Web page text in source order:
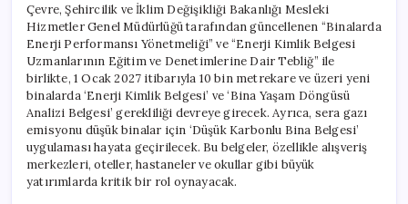
Çevre, Şehircilik ve İklim Değişikliği Bakanlığı Mesleki
Hizmetler Genel Müdürlüğü tarafından güncellenen “Binalarda
Enerji Performansı Yönetmeliği” ve “Enerji Kimlik Belgesi
Uzmanlarının Eğitim ve Denetimlerine Dair Tebliğ” ile
birlikte, 1 Ocak 2027 itibarıyla 10 bin metrekare ve üzeri yeni
binalarda ‘Enerji Kimlik Belgesi’ ve ‘Bina Yaşam Döngüsü
Analizi Belgesi’ gerekliliği devreye girecek. Ayrıca, sera gazı
emisyonu düşük binalar için ‘Düşük Karbonlu Bina Belgesi’
uygulaması hayata geçirilecek. Bu belgeler, özellikle alışveriş
merkezleri, oteller, hastaneler ve okullar gibi büyük
yatırımlarda kritik bir rol oynayacak.